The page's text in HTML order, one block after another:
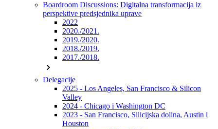
Boardroom Discussions: Digitalna transformacija iz
perspektive predsjednika uprave
2022
2020./2021.
2019./2020.
2018./2019.
2017./2018.
chevron_right
Delegacije
2025 - Los Angeles, San Francisco & Silicon
Valley
2024 - Chicago i Washington DC
2023 - San Francisco, Silicijska dolina, Austin i
Houston